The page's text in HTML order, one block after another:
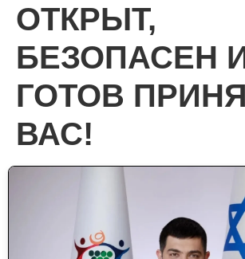
ОТКРЫТ,
БЕЗОПАСЕН
ГОТОВ
ВАС!